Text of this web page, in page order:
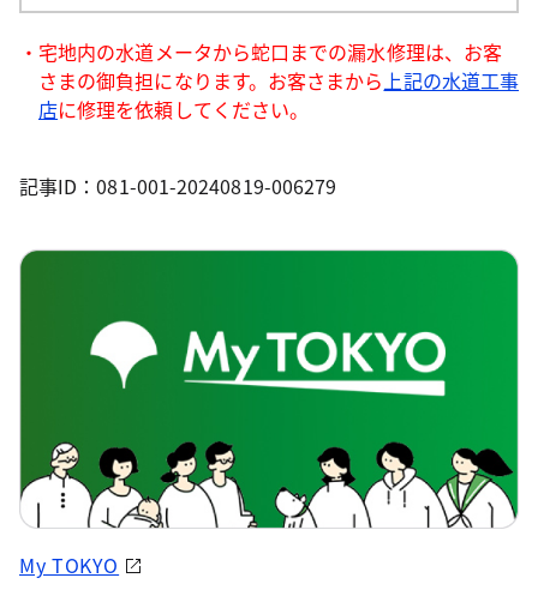
・宅地内の水道メータから蛇口までの漏水修理は、お客
さまの御負担になります。お客さまから 上記の水道工事
店に修理を依頼してください。
記事ID：081-001-20240819-006279
My TOKYO